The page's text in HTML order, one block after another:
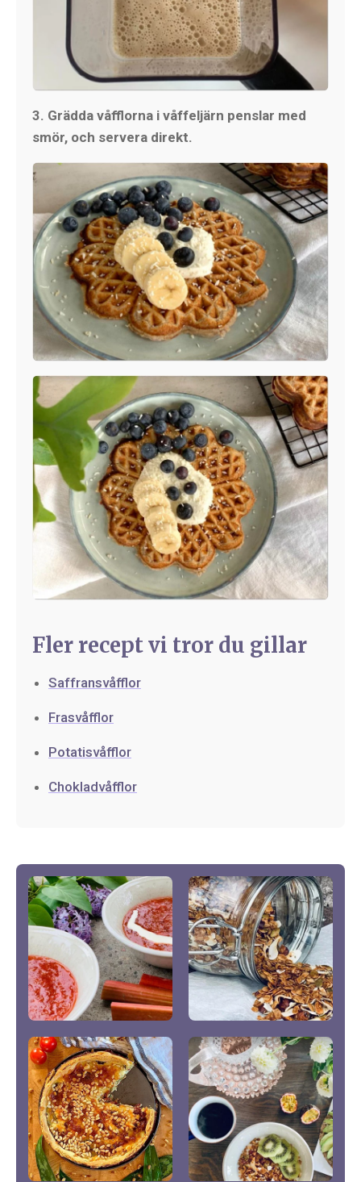
3. Grädda våfflorna i våffeljärn penslar med
smör, och servera direkt.
Fler recept vi tror du gillar
Saffransvåfflor
Frasvåfflor
Potatisvåfflor
Chokladvåfflor